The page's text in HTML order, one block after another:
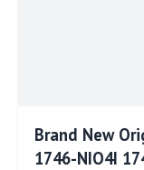
Brand New
1746-NIO4I